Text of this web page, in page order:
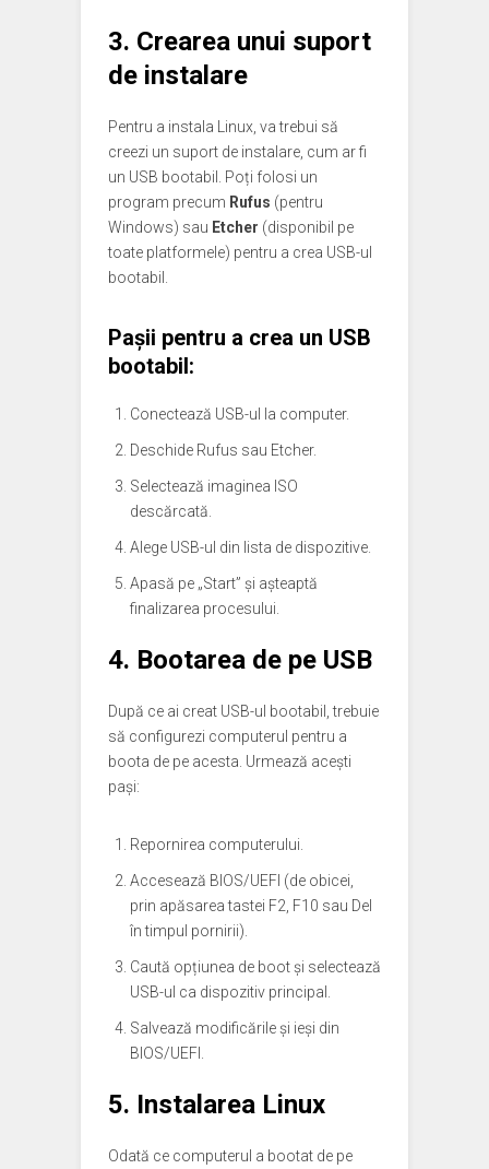
3. Crearea unui suport
de instalare
Pentru a instala Linux, va trebui să
creezi un suport de instalare, cum ar fi
un USB bootabil. Poți folosi un
program precum Rufus (pentru
Windows) sau Etcher (disponibil pe
toate platformele) pentru a crea USB-ul
bootabil.
Pașii pentru a crea un USB
bootabil:
Conectează USB-ul la computer.
Deschide Rufus sau Etcher.
Selectează imaginea ISO
descărcată.
Alege USB-ul din lista de dispozitive.
Apasă pe „Start” și așteaptă
finalizarea procesului.
4. Bootarea de pe USB
După ce ai creat USB-ul bootabil, trebuie
să configurezi computerul pentru a
boota de pe acesta. Urmează acești
pași:
Repornirea computerului.
Accesează BIOS/UEFI (de obicei,
prin apăsarea tastei F2, F10 sau Del
în timpul pornirii).
Caută opțiunea de boot și selectează
USB-ul ca dispozitiv principal.
Salvează modificările și ieși din
BIOS/UEFI.
5. Instalarea Linux
Odată ce computerul a bootat de pe